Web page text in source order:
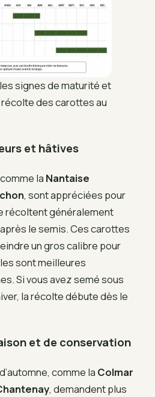
signes de maturité et
des carottes au
et hâtives
la Nantaise
, sont appréciées pour
récoltent généralement
après le semis. Ces carottes
un gros calibre pour
sont meilleures
Si vous avez semé sous
la récolte débute dès le
et de conservation
comme la Colmar
, demandent plus